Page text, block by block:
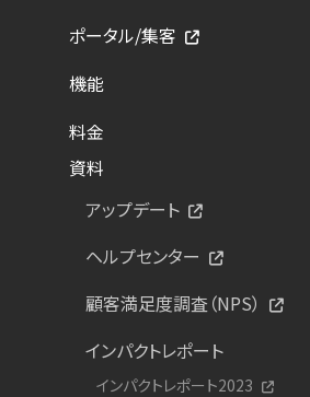
ポータル/集客
機能
料金
資料
アップデート
ヘルプセンター
顧客満足度調査（NPS）
インパクトレポート
インパクトレポート2023